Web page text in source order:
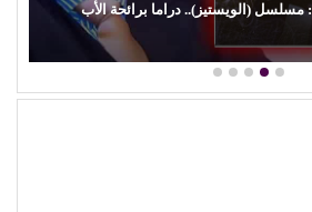
كمال زغلول يكتب: البنية الثقافية والإبداع الشعبي (29).. (السيرة